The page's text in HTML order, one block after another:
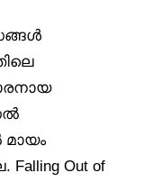
മായം
Out of